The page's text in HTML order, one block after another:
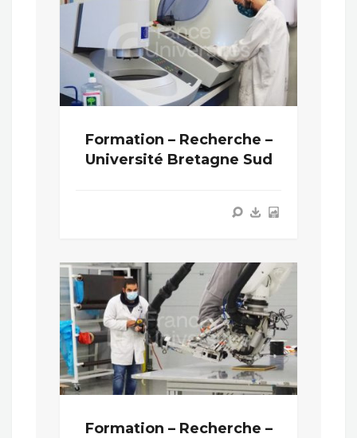
Formation – Recherche –
Université Bretagne Sud
Formation – Recherche –